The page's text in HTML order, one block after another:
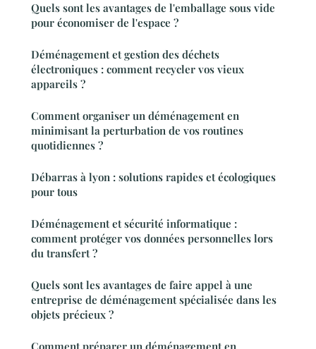
Quels sont les avantages de l'emballage sous vide
pour économiser de l'espace ?
Déménagement et gestion des déchets
électroniques : comment recycler vos vieux
appareils ?
Comment organiser un déménagement en
minimisant la perturbation de vos routines
quotidiennes ?
Débarras à lyon : solutions rapides et écologiques
pour tous
Déménagement et sécurité informatique :
comment protéger vos données personnelles lors
du transfert ?
Quels sont les avantages de faire appel à une
entreprise de déménagement spécialisée dans les
objets précieux ?